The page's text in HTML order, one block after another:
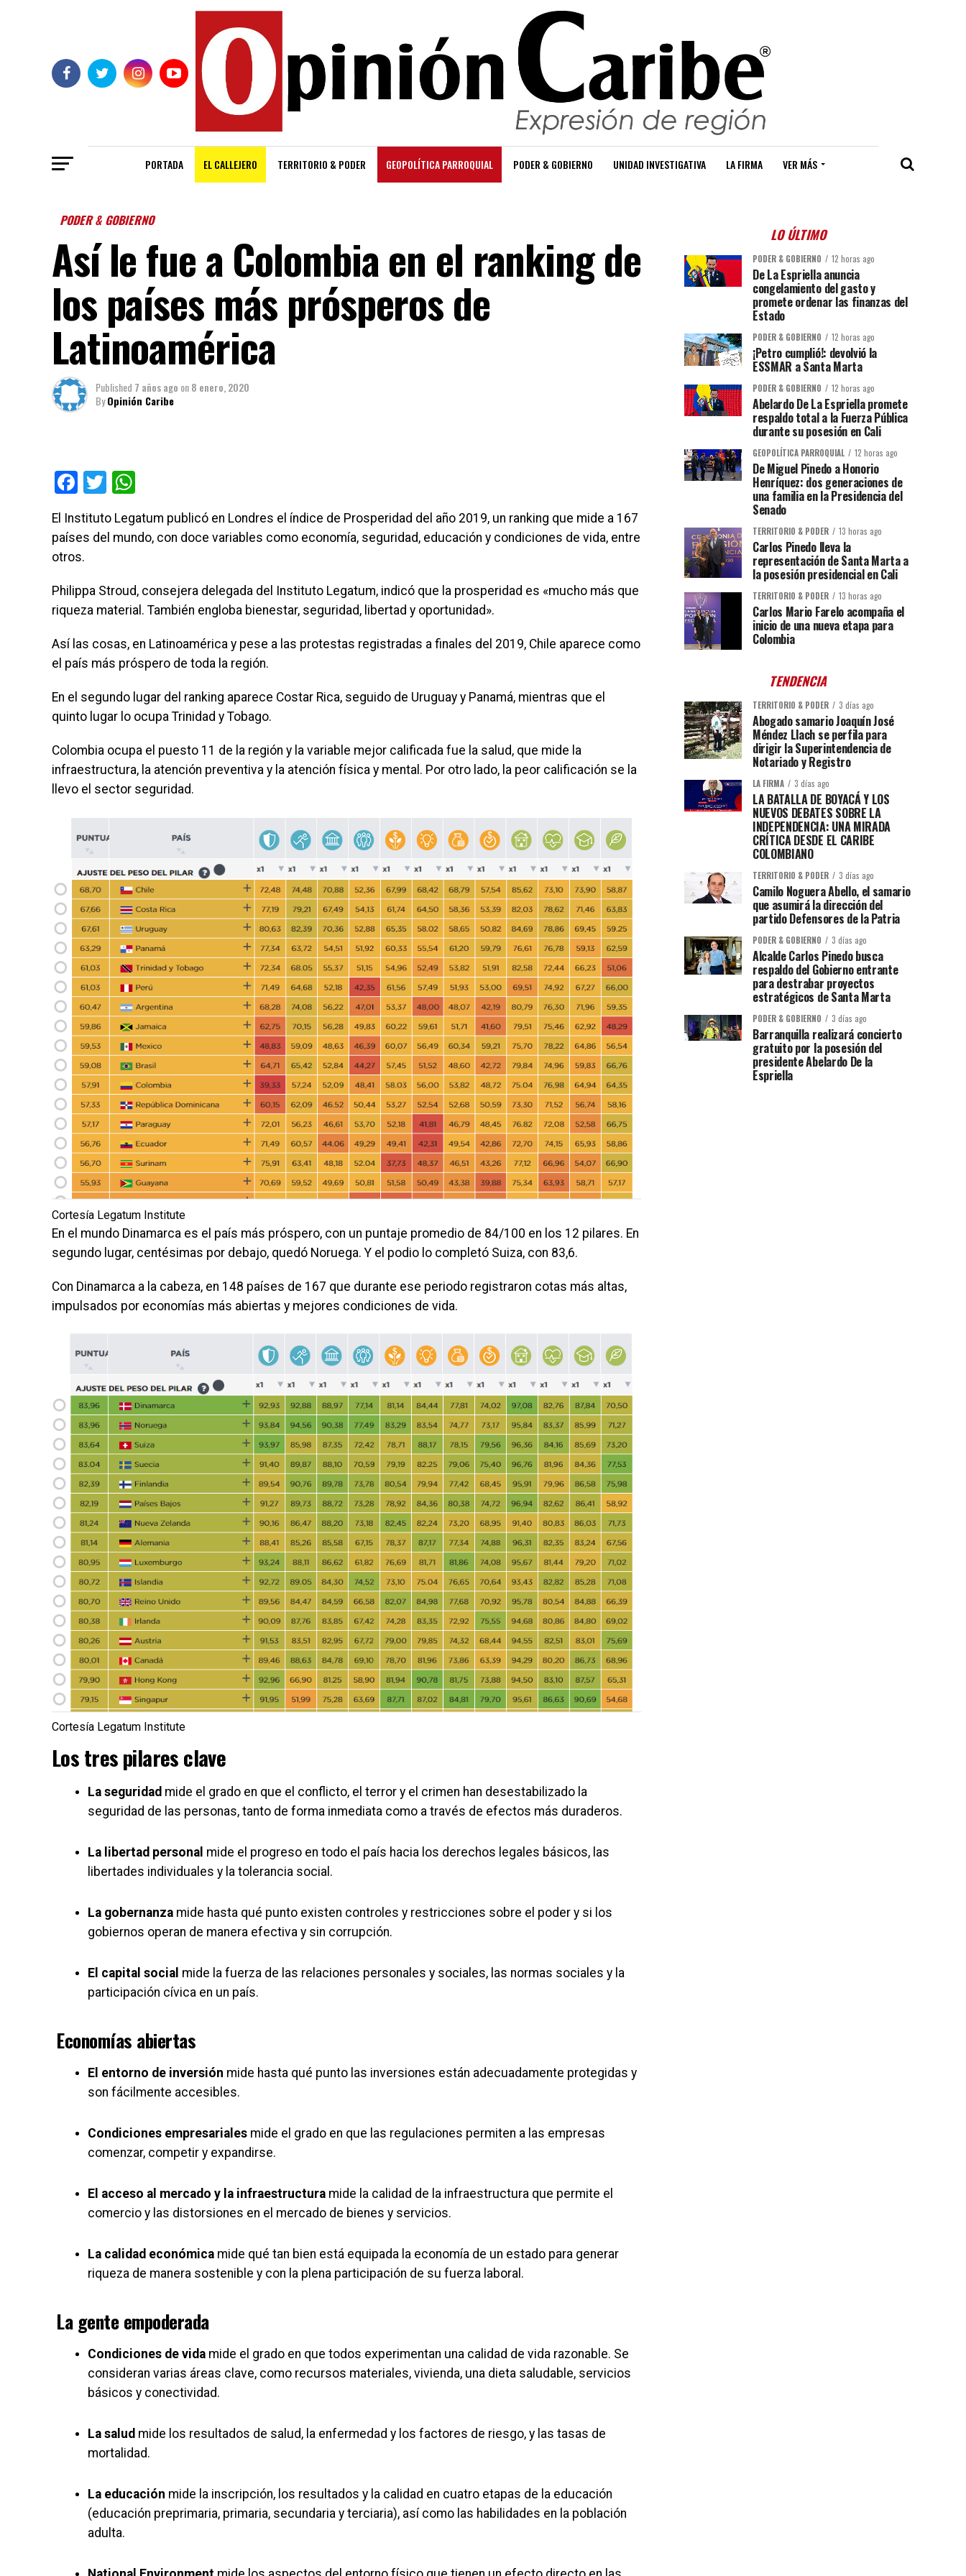
PORTADA EL CALLEJERO TERRITORIO & PODER GEOPOLÍTICA PARROQUIAL PODER & GOBIERNO UNIDAD INVESTIGATIVA LA FIRMA VER MÁS
PODER & GOBIERNO
Así le fue a Colombia en el ranking de
los países más prósperos de
Latinoamérica
Published 7 años ago on8 enero, 2020
ByOpinión Caribe
Facebook
Twitter
El Instituto Legatum publicó en Londres el índice de Prosperidad del año 2019, un ranking que mide a 167
países del mundo, con doce variables como economía, seguridad, educación y condiciones de vida, entre
otros.
Philippa Stroud, consejera delegada del Instituto Legatum, indicó que la prosperidad es «mucho más que
riqueza material. También engloba bienestar, seguridad, libertad y oportunidad».
Así las cosas, en Latinoamérica y pese a las protestas registradas a finales del 2019, Chile aparece como
el país más próspero de toda la región.
En el segundo lugar del ranking aparece Costar Rica, seguido de Uruguay y Panamá, mientras que el
quinto lugar lo ocupa Trinidad y Tobago.
Colombia ocupa el puesto 11 de la región y la variable mejor calificada fue la salud, que mide la
infraestructura, la atención preventiva y la atención física y mental. Por otro lado, la peor calificación se la
llevo el sector seguridad.
Cortesía Legatum Institute
En el mundo Dinamarca es el país más próspero, con un puntaje promedio de 84/100 en los 12 pilares. En
segundo lugar, centésimas por debajo, quedó Noruega. Y el podio lo completó Suiza, con 83,6.
Con Dinamarca a la cabeza, en 148 países de 167 que durante ese periodo registraron cotas más altas,
impulsados por economías más abiertas y mejores condiciones de vida.
Cortesía Legatum Institute
Los tres pilares clave
La seguridad mide el grado en que el conflicto, el terror y el crimen han desestabilizado la
seguridad de las personas, tanto de forma inmediata como a través de efectos más duraderos.
La libertad personal mide el progreso en todo el país hacia los derechos legales básicos, las
libertades individuales y la tolerancia social.
La gobernanza mide hasta qué punto existen controles y restricciones sobre el poder y si los
gobiernos operan de manera efectiva y sin corrupción.
El capital social mide la fuerza de las relaciones personales y sociales, las normas sociales y la
participación cívica en un país.
Economías abiertas
El entorno de inversión mide hasta qué punto las inversiones están adecuadamente protegidas y
son fácilmente accesibles.
Condiciones empresariales mide el grado en que las regulaciones permiten a las empresas
comenzar, competir y expandirse.
El acceso al mercado y la infraestructura mide la calidad de la infraestructura que permite el
comercio y las distorsiones en el mercado de bienes y servicios.
La calidad económica mide qué tan bien está equipada la economía de un estado para generar
riqueza de manera sostenible y con la plena participación de su fuerza laboral.
La gente empoderada
Condiciones de vida mide el grado en que todos experimentan una calidad de vida razonable. Se
consideran varias áreas clave, como recursos materiales, vivienda, una dieta saludable, servicios
básicos y conectividad.
La salud mide los resultados de salud, la enfermedad y los factores de riesgo, y las tasas de
mortalidad.
La educación mide la inscripción, los resultados y la calidad en cuatro etapas de la educación
(educación preprimaria, primaria, secundaria y terciaria), así como las habilidades en la población
adulta.
LO ÚLTIMO
PODER & GOBIERNO 12 horas ago
De La Espriella anuncia
congelamiento del gasto y
promete ordenar las finanzas del
Estado
PODER & GOBIERNO 12 horas ago
¡Petro cumplió!: devolvió la
ESSMAR a Santa Marta
PODER & GOBIERNO 12 horas ago
Abelardo De La Espriella promete
respaldo total a la Fuerza Pública
durante su posesión en Cali
GEOPOLÍTICA PARROQUIAL 12 horas ago
De Miguel Pinedo a Honorio
Henríquez: dos generaciones de
una familia en la Presidencia del
Senado
TERRITORIO & PODER 13 horas ago
Carlos Pinedo lleva la
representación de Santa Marta a
la posesión presidencial en Cali
TERRITORIO & PODER 13 horas ago
Carlos Mario Farelo acompaña el
inicio de una nueva etapa para
Colombia
TENDENCIA
TERRITORIO & PODER 3 días ago
Abogado samario Joaquín José
Méndez Llach se perfila para
dirigir la Superintendencia de
Notariado y Registro
LA FIRMA 3 días ago
LA BATALLA DE BOYACÁ Y LOS
NUEVOS DEBATES SOBRE LA
INDEPENDENCIA: UNA MIRADA
CRÍTICA DESDE EL CARIBE
COLOMBIANO
TERRITORIO & PODER 3 días ago
Camilo Noguera Abello, el samario
que asumirá la dirección del
partido Defensores de la Patria
PODER & GOBIERNO 3 días ago
Alcalde Carlos Pinedo busca
respaldo del Gobierno entrante
para destrabar proyectos
estratégicos de Santa Marta
PODER & GOBIERNO 3 días ago
Barranquilla realizará concierto
gratuito por la posesión del
presidente Abelardo De la
Espriella